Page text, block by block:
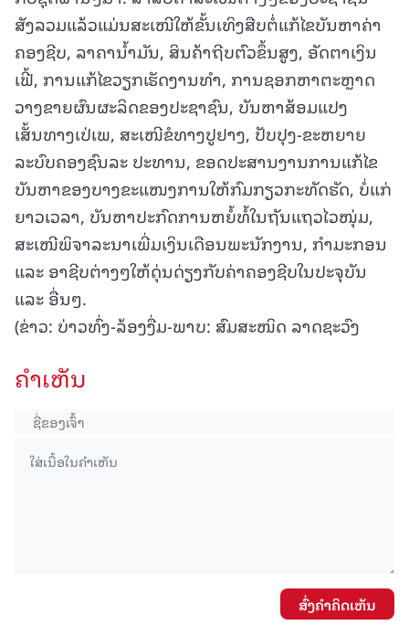
ສັງລວມແລ້ວແມ່ນສະເໜີໃຫ້ຂັ້ນເທິງສືບຕໍ່ແກ້ໄຂບັນຫາຄ່າ
ຄອງຊີບ, ລາຄານໍ້າມັນ, ສິນຄ້າຖີບຕົວຂຶ້ນສູງ, ອັດຕາເງິນ
ເຟີ້, ການແກ້ໄຂວຽກເຮັດງານທໍາ, ການຊອກຫາຕະຫຼາດ
ວາງຂາຍຜົນຜະລິດຂອງປະຊາຊົນ, ບັນຫາສ້ອມແປງ
ເສັ້ນທາງເປ່ເພ, ສະເໜີຂໍທາງປູຢາງ, ປັບປຸງ-ຂະຫຍາຍ
ລະບົບຄອງຊົນລະ ປະທານ, ຂອດປະສານງານການແກ້ໄຂ
ບັນຫາຂອງບາງຂະແໜງການໃຫ້ກົມກຽວກະທັດຮັດ, ບໍ່ແກ່
ຍາວເວລາ, ບັນຫາປະກົດການຫຍໍ້ທໍ້ໃນຖັນແຖວໄວໜຸ່ມ,
ສະເໜີພິຈາລະນາເພີ່ມເງິນເດືອນພະນັກງານ, ກໍາມະກອນ
ແລະ ອາຊີບຕ່າງໆໃຫ້ດຸ່ນດ່ຽງກັບຄ່າຄອງຊີບໃນປະຈຸບັນ
ແລະ ອື່ນໆ.
(ຂ່າວ: ບ່າວທົ່ງ-ລ້ອງງື່ມ-ພາບ: ສົມສະໜິດ ລາດຊະວົງ
ຄໍາເຫັນ
ສົ່ງຄໍາຄິດເຫັນ